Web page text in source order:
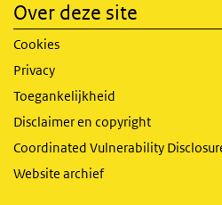
Over deze site
Cookies
Privacy
Toegankelijkheid
Disclaimer en copyright
Coordinated Vulnerability
Website archief